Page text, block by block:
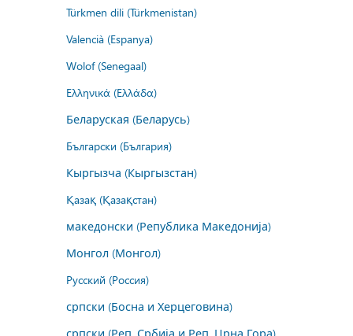
Türkmen dili (Türkmenistan)
Valencià (Espanya)
Wolof (Senegaal)
Ελληνικά (Ελλάδα)
Беларуская (Беларусь)
Български (България)
Кыргызча (Кыргызстан)
Қазақ (Қазақстан)
македонски (Република Македонија)
Монгол (Монгол)
Русский (Россия)
српски (Босна и Херцеговина)
српски (Реп. Србија и Реп. Црна Гора)